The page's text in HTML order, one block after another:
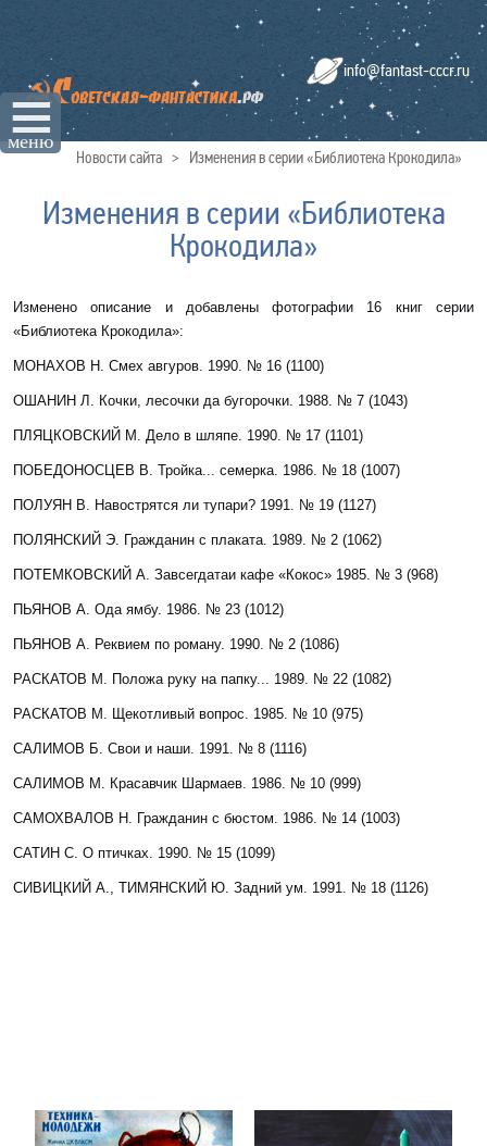
☰
меню
info@fantast-cccr.ru
Новости сайта > Изменения в серии «Библиотека Крокодила»
Изменения в серии «Библиотека
Крокодила»
Изменено описание и добавлены фотографии 16 книг серии
«Библиотека Крокодила»:
МОНАХОВ Н. Смех авгуров. 1990. № 16 (1100)
ОШАНИН Л. Кочки, лесочки да бугорочки. 1988. № 7 (1043)
ПЛЯЦКОВСКИЙ М. Дело в шляпе. 1990. № 17 (1101)
ПОБЕДОНОСЦЕВ В. Тройка... семерка. 1986. № 18 (1007)
ПОЛУЯН В. Навострятся ли тупари? 1991. № 19 (1127)
ПОЛЯНСКИЙ Э. Гражданин с плаката. 1989. № 2 (1062)
ПОТЕМКОВСКИЙ А. Завсегдатаи кафе «Кокос» 1985. № 3 (968)
ПЬЯНОВ А. Ода ямбу. 1986. № 23 (1012)
ПЬЯНОВ А. Реквием по роману. 1990. № 2 (1086)
РАСКАТОВ М. Положа руку на папку... 1989. № 22 (1082)
РАСКАТОВ М. Щекотливый вопрос. 1985. № 10 (975)
САЛИМОВ Б. Свои и наши. 1991. № 8 (1116)
САЛИМОВ М. Красавчик Шармаев. 1986. № 10 (999)
САМОХВАЛОВ Н. Гражданин с бюстом. 1986. № 14 (1003)
САТИН С. О птичках. 1990. № 15 (1099)
СИВИЦКИЙ А., ТИМЯНСКИЙ Ю. Задний ум. 1991. № 18 (1126)